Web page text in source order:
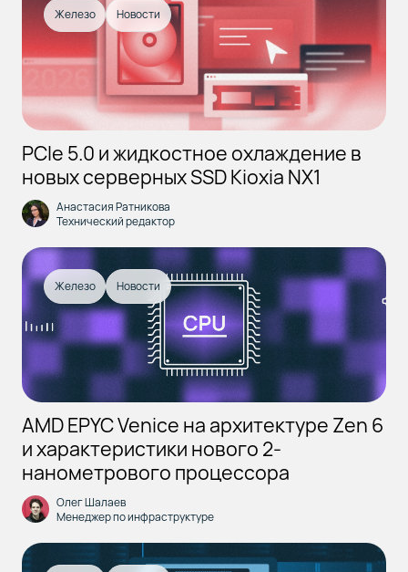
Железо Новости
PCIe 5.0 и жидкостное охлаждение в
новых серверных SSD Kioxia NX1
Анастасия Ратникова
Технический редактор
Железо Новости
AMD EPYC Venice на архитектуре Zen 6
и характеристики нового 2-
нанометрового процессора
Олег Шалаев
Менеджер по инфраструктуре